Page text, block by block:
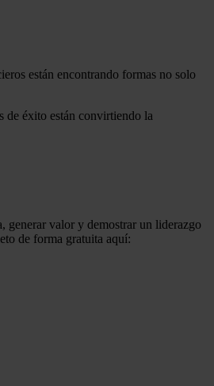
están encontrando formas no solo
de éxito están convirtiendo la
generar valor y demostrar un liderazgo
de forma gratuita aquí: